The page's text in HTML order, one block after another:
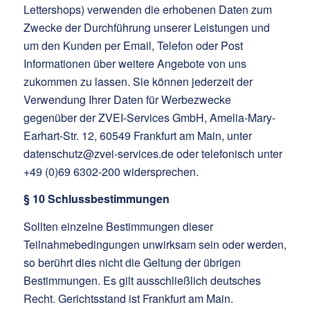
Lettershops) verwenden die erhobenen Daten zum
Zwecke der Durchführung unserer Leistungen und
um den Kunden per Email, Telefon oder Post
Informationen über weitere Angebote von uns
zukommen zu lassen. Sie können jederzeit der
Verwendung Ihrer Daten für Werbezwecke
gegenüber der ZVEI-Services GmbH, Amelia-Mary-
Earhart-Str. 12, 60549 Frankfurt am Main, unter
datenschutz@zvei-services.de oder telefonisch unter
+49 (0)69 6302-200 widersprechen.
§ 10 Schlussbestimmungen
Sollten einzelne Bestimmungen dieser
Teilnahmebedingungen unwirksam sein oder werden,
so berührt dies nicht die Geltung der übrigen
Bestimmungen. Es gilt ausschließlich deutsches
Recht. Gerichtsstand ist Frankfurt am Main.